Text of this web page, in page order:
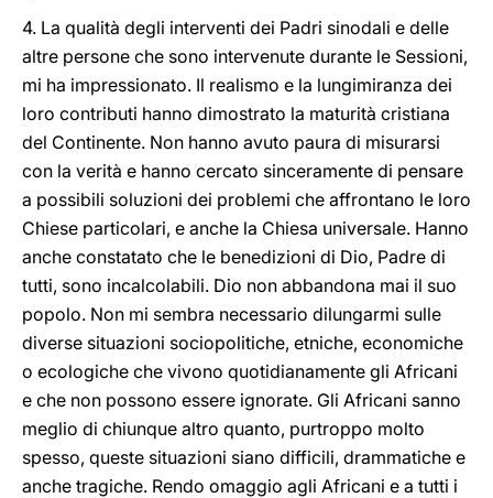
4. La qualità degli interventi dei Padri sinodali e delle
altre persone che sono intervenute durante le Sessioni,
mi ha impressionato. Il realismo e la lungimiranza dei
loro contributi hanno dimostrato la maturità cristiana
del Continente. Non hanno avuto paura di misurarsi
con la verità e hanno cercato sinceramente di pensare
a possibili soluzioni dei problemi che affrontano le loro
Chiese particolari, e anche la Chiesa universale. Hanno
anche constatato che le benedizioni di Dio, Padre di
tutti, sono incalcolabili. Dio non abbandona mai il suo
popolo. Non mi sembra necessario dilungarmi sulle
diverse situazioni sociopolitiche, etniche, economiche
o ecologiche che vivono quotidianamente gli Africani
e che non possono essere ignorate. Gli Africani sanno
meglio di chiunque altro quanto, purtroppo molto
spesso, queste situazioni siano difficili, drammatiche e
anche tragiche. Rendo omaggio agli Africani e a tutti i